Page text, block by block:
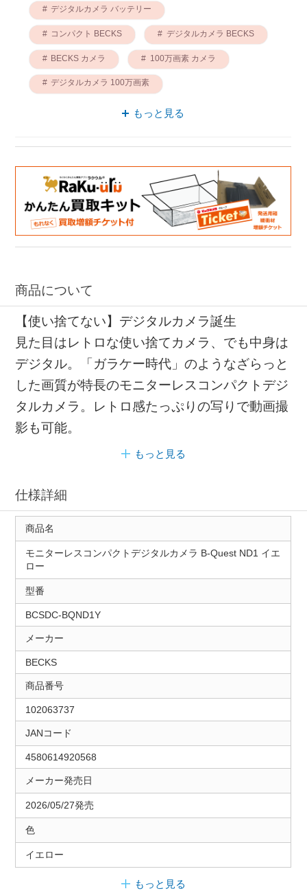
デジタルカメラ バッテリー
コンパクト BECKS デジタルカメラ BECKS
BECKS カメラ 100万画素 カメラ
デジタルカメラ 100万画素
コンパクト 100万画素
もっと見る
商品について
【使い捨てない】デジタルカメラ誕生
見た目はレトロな使い捨てカメラ、でも中身は
デジタル。「ガラケー時代」のようなざらっと
した画質が特長のモニターレスコンパクトデジ
タルカメラ。レトロ感たっぷりの写りで動画撮
影も可能。
もっと見る
仕様詳細
商品名
モニターレスコンパクトデジタルカメラ B-Quest ND1 イエ
ロー
型番
BCSDC-BQND1Y
メーカー
BECKS
商品番号
102063737
JANコード
4580614920568
メーカー発売日
2026/05/27発売
色
イエロー
もっと見る